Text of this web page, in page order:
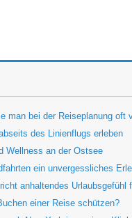
man bei der Reiseplanung oft
des Linienflugs erleben
Wellness an der Ostsee
ein unvergessliches
anhaltendes Urlaubsgefühl
einer Reise schützen?